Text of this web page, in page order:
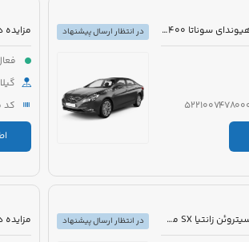
مزایده دولتی خودرو هیوندای سوناتا YF2400 مدل 2012 رنگ سفید متالیک
در انتظار ارسال پیشنهاد
کد
مزایده دولتی خودرو سیتروئن زانتیا SX مدل 1389 رنگ نقره ای
در انتظار ارسال پیشنهاد